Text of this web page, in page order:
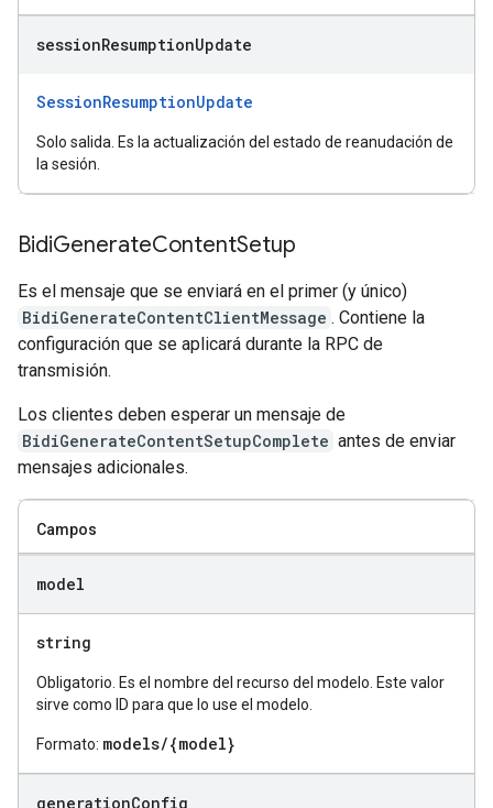
sessionResumptionUpdate
SessionResumptionUpdate
Solo salida. Es la actualización del estado de reanudación de
la sesión.
BidiGenerateContentSetup
Es el mensaje que se enviará en el primer (y único)
BidiGenerateContentClientMessage . Contiene la
configuración que se aplicará durante la RPC de
transmisión.
Los clientes deben esperar un mensaje de
BidiGenerateContentSetupComplete antes de enviar
mensajes adicionales.
Campos
model
string
Obligatorio. Es el nombre del recurso del modelo. Este valor
sirve como ID para que lo use el modelo.
Formato: models/{model}
generationConfig